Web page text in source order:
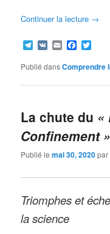
Continuer la lecture →
Telegram
VK Email
Publié dansComprendre
La chute du «
Confinement »
Publié lemai 30, 2020par
Triomphes et
la science